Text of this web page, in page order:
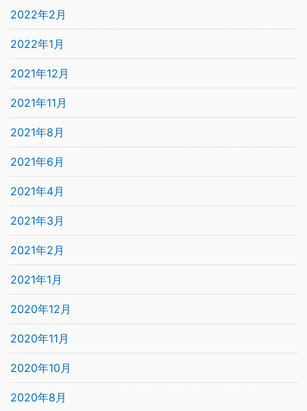
2022年2月
2022年1月
2021年12月
2021年11月
2021年8月
2021年6月
2021年4月
2021年3月
2021年2月
2021年1月
2020年12月
2020年11月
2020年10月
2020年8月